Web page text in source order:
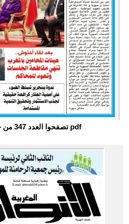
تصفحوا العدد 347 من جريدة حقائق جهوية الورقية pdf